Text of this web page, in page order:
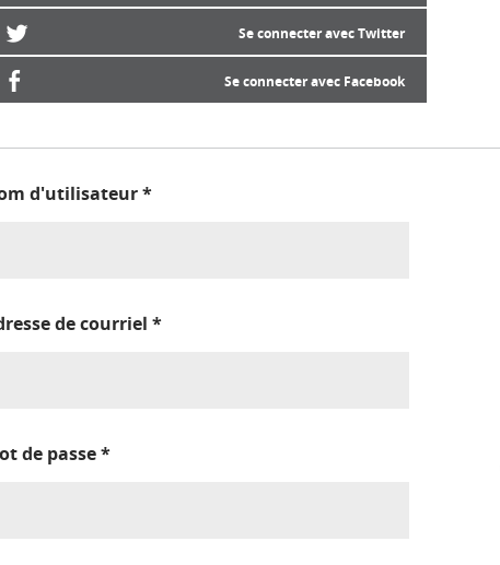
Se connecter avec Twitter
Se connecter avec Facebook
d'utilisateur*
de courriel *
de passe*